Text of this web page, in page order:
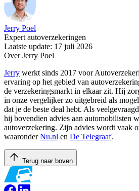
Jerry Poel
Expert autoverzekeringen
Laatste update: 17 juli 2026
Over Jerry Poel
Jerry werkt sinds 2017 voor
ervaring op het gebied van
de verzekeringsmarkt in elkaar zit. Hij
in onze vergelijker zo uitgebreid als
dat je de beste deal hebt. Als
hij bovendien advies aan automobilisten
autoverzekering. Zijn advies wordt vaak
waaronderNu.nl en De Telegraaf.
Terug naar boven